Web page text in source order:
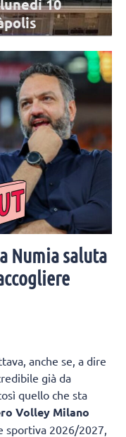
10
tutte le atlete in rosa,
Numia saluta
anche se, a dire
già da
quello che sta
Volley Milano
sportiva 2026/2027,